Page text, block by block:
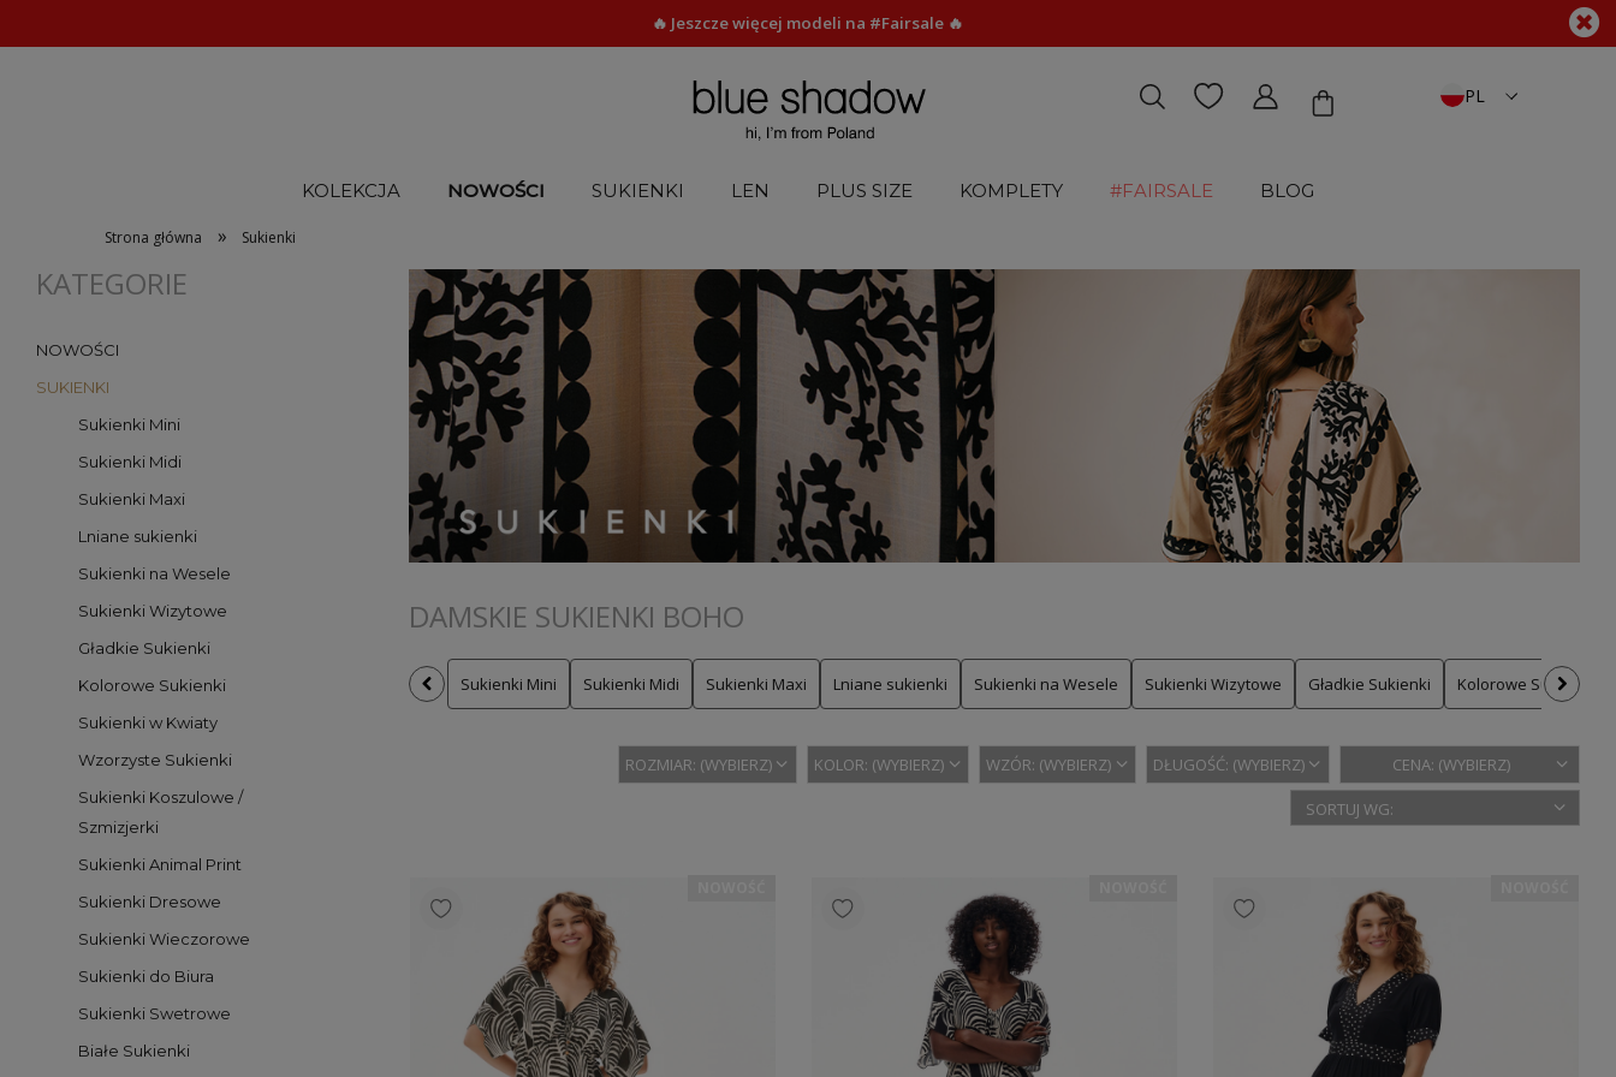
🔥 Jeszcze więcej modeli na #Fairsale 🔥
PL
KOLEKCJA NOWOŚCI SUKIENKI LEN PLUS SIZE KOMPLETY #FAIRSALE BLOG
Strona główna » Sukienki
KATEGORIE
NOWOŚCI
SUKIENKI
Sukienki Mini
Sukienki Midi
Sukienki Maxi
Lniane sukienki
Sukienki na Wesele
Sukienki Wizytowe
Gładkie Sukienki
Kolorowe Sukienki
Sukienki w Kwiaty
Wzorzyste Sukienki
Sukienki Koszulowe /
Szmizjerki
Sukienki Animal Print
Sukienki Dresowe
Sukienki Wieczorowe
Sukienki do Biura
Sukienki Swetrowe
Białe Sukienki
DAMSKIE SUKIENKI BOHO
Sukienki Mini Sukienki Midi Sukienki Maxi Lniane sukienki Sukienki na Wesele Sukienki Wizytowe Gładkie Sukienki Kolorowe Sukienki
ROZMIAR: (WYBIERZ) KOLOR: (WYBIERZ) WZÓR: (WYBIERZ) DŁUGOŚĆ: (WYBIERZ) CENA: (WYBIERZ)